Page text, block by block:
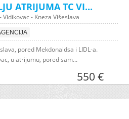
ATRIJUMA TC VI...
- Kneza Višeslava
pored Mekdonaldsa i LIDL-a.
u atrijumu, pored sam...
550 €